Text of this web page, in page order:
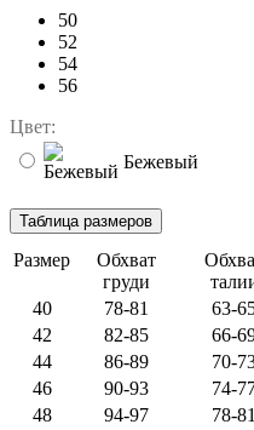
50
52
54
56
Цвет:
Бежевый
Размер
Обхват
груди
40 78-81 63-
42
82-85 66-
44
86-89 70-
46
90-93 74-
48
94-97 78-81